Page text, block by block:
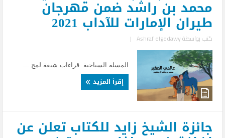
محمد بن راشد ضمن مهرجان
طيران الإمارات للآداب 2021
كتب بواسطةAshraf elgedawy
|
المسلة السياحية قراءات شيقة لمج ...
إقرأ المزيد
جائزة الشيخ زايد للكتاب تعلن عن